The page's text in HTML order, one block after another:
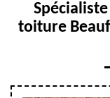
toiture